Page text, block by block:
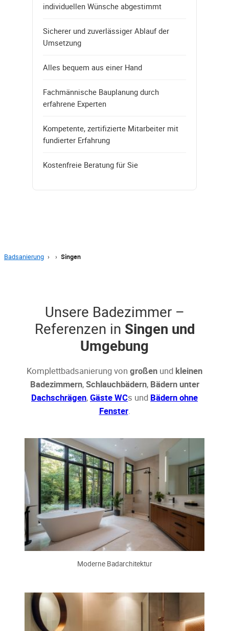
individuellen Wünsche abgestimmt
Sicherer und zuverlässiger Ablauf der
Umsetzung
Alles bequem aus einer Hand
Fachmännische Bauplanung durch
erfahrene Experten
Kompetente, zertifizierte Mitarbeiter mit
fundierter Erfahrung
Kostenfreie Beratung für Sie
Badsanierung › › Singen
Unsere Badezimmer –
Referenzen in Singen und
Umgebung
Komplettbadsanierung von großen und kleinen
Badezimmern,Schlauchbädern, Bädern unter
Dachschrägen,Gäste WCs und Bädern ohne
Fenster.
Moderne Badarchitektur